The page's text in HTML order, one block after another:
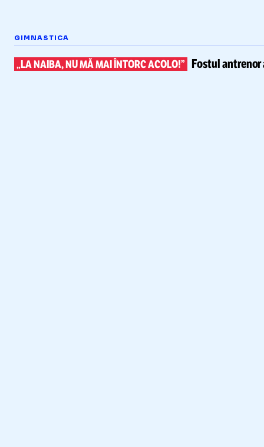
GIMNASTICA
„LA NAIBA, NU MĂ MAI ÎNTORC ACOLO!” Fostul